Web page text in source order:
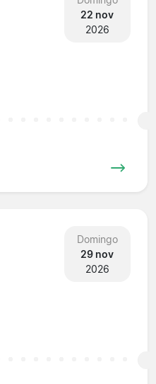
22 nov
2026
Domingo
29 nov
2026